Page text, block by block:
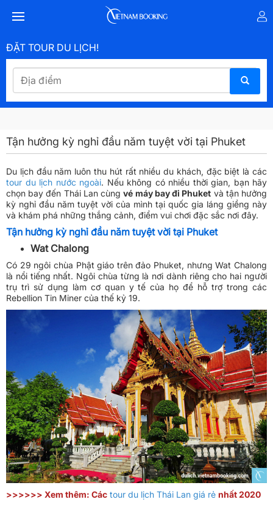
ĐẶT TOUR DU LỊCH!
Tận hưởng kỳ nghỉ đầu năm tuyệt vời tại Phuket
Du lịch đầu năm luôn thu hút rất nhiều du khách, đặc biệt là các
tour du lịch nước ngoài. Nếu không có nhiều thời gian, bạn hãy
chọn bay đến Thái Lan cùngvé máy bay đi Phuket và tận hưởng
kỳ nghỉ đầu năm tuyệt vời của mình tại quốc gia láng giềng này
và khám phá những thắng cảnh, điểm vui chơi đặc sắc nơi đây.
Tận hưởng kỳ nghỉ đầu năm tuyệt vời tại Phuket
Wat Chalong
Có 29 ngôi chùa Phật giáo trên đảo Phuket, nhưng Wat Chalong
là nổi tiếng nhất. Ngôi chùa từng là nơi dành riêng cho hai người
trụ trì sử dụng làm cơ quan y tế của họ để hỗ trợ trong các
Rebellion Tin Miner của thế kỷ 19.
>>>>>> Xem thêm: Các tour du lịch Thái Lan giá rẻ nhất 2020